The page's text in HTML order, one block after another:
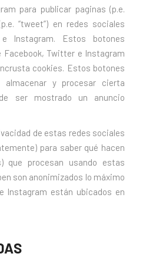
para publicar paginas (p.e.
“tweet”) en redes sociales
Instagram. Estos botones
Facebook, Twitter e Instagram
cookies. Estos botones
almacenar y procesar cierta
ser mostrado un anuncio
de estas redes sociales
para saber qué hacen
que procesan usando estas
son anonimizados lo máximo
Instagram están ubicados en